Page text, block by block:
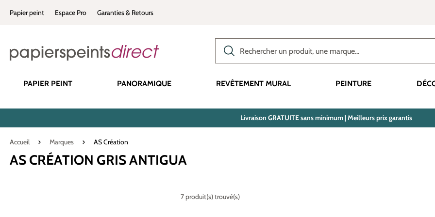
Passer à la navigation principale
Papier peint Espace Pro Garanties & Retours
PAPIER PEINT PANORAMIQUE REVÊTEMENT MURAL PEINTURE
Livraison GRATUITE sans minimum | Meilleurs prix garantis
Accueil Marques AS Création
AS CRÉATION GRIS ANTIGUA
7 produit(s) trouvé(s)